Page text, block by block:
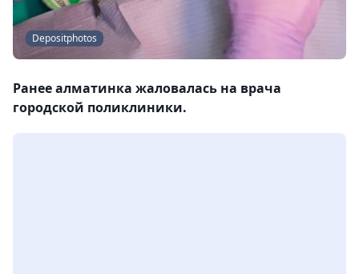
Depositphotos
Ранее алматинка жаловалась на врача
городской поликлиники.